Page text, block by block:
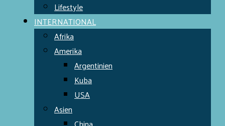
Lifestyle
INTERNATIONAL
Afrika
Amerika
Argentinien
Kuba
USA
Asien